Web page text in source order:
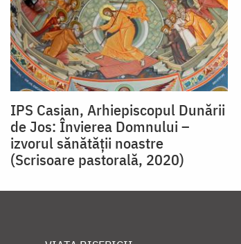
IPS Casian, Arhiepiscopul Dunării
de Jos: Învierea Domnului –
izvorul sănătății noastre
(Scrisoare pastorală, 2020)